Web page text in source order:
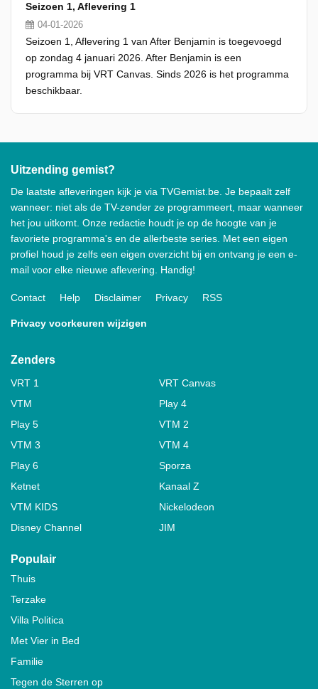
Seizoen 1, Aflevering 1
04-01-2026
Seizoen 1, Aflevering 1 van After Benjamin is toegevoegd
op zondag 4 januari 2026. After Benjamin is een
programma bij VRT Canvas. Sinds 2026 is het programma
beschikbaar.
Uitzending gemist?
De laatste afleveringen kijk je via TVGemist.be. Je bepaalt zelf
wanneer: niet als de TV-zender ze programmeert, maar wanneer
het jou uitkomt. Onze redactie houdt je op de hoogte van je
favoriete programma's en de allerbeste series. Met een eigen
profiel houd je zelfs een eigen overzicht bij en ontvang je een e-
mail voor elke nieuwe aflevering. Handig!
Contact Help Disclaimer Privacy RSS
Privacy voorkeuren wijzigen
Zenders
VRT 1
VRT Canvas
VTM
Play 4
Play 5
VTM 2
VTM 3
VTM 4
Play 6
Sporza
Ketnet
Kanaal Z
VTM KIDS
Nickelodeon
Disney Channel
JIM
Populair
Thuis
Terzake
Villa Politica
Met Vier in Bed
Familie
Tegen de Sterren op